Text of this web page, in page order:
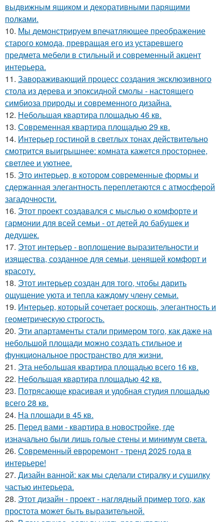
выдвижным ящиком и декоративными парящими
полками.
10. Мы демонстрируем впечатляющее преображение
старого комода, превращая его из устаревшего
предмета мебели в стильный и современный акцент
интерьера.
11. Завораживающий процесс создания эксклюзивного
стола из дерева и эпоксидной смолы - настоящего
симбиоза природы и современного дизайна.
12. Небольшая квартира площадью 46 кв.
13. Современная квартира площадью 29 кв.
14. Интерьер гостиной в светлых тонах действительно
смотрится выигрышнее: комната кажется просторнее,
светлее и уютнее.
15. Это интерьер, в котором современные формы и
сдержанная элегантность переплетаются с атмосферой
загадочности.
16. Этот проект создавался с мыслью о комфорте и
гармонии для всей семьи - от детей до бабушек и
дедушек.
17. Этот интерьер - воплощение выразительности и
изящества, созданное для семьи, ценящей комфорт и
красоту.
18. Этот интерьер создан для того, чтобы дарить
ощущение уюта и тепла каждому члену семьи.
19. Интерьер, который сочетает роскошь, элегантность и
геометрическую строгость.
20. Эти апартаменты стали примером того, как даже на
небольшой площади можно создать стильное и
функциональное пространство для жизни.
21. Эта небольшая квартира площадью всего 16 кв.
22. Небольшая квартира площадью 42 кв.
23. Потрясающе красивая и удобная студия площадью
всего 28 кв.
24. На площади в 45 кв.
25. Перед вами - квартира в новостройке, где
изначально были лишь голые стены и минимум света.
26. Современный евроремонт - тренд 2025 года в
интерьере!
27. Дизайн ванной: как мы сделали стиралку и сушилку
частью интерьера.
28. Этот дизайн - проект - наглядный пример того, как
простота может быть выразительной.